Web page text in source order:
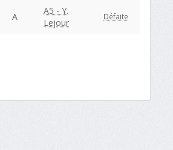
A
A5 - Y.
Lejour
Défaite